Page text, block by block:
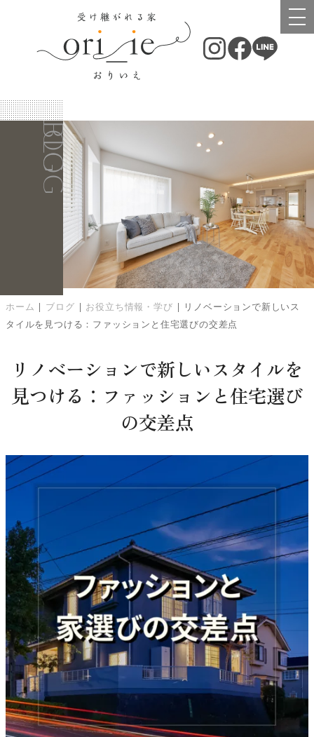
BLOG
BLOG
ホーム | ブログ | お役立ち情報・学び | リノベーションで新しいス
タイルを見つける：ファッションと住宅選びの交差点
リノベーションで新しいスタイルを
見つける：ファッションと住宅選び
の交差点